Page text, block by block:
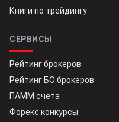
Книги по трейдингу
СЕРВИСЫ
Рейтинг брокеров
Рейтинг БО брокеров
ПАММ счета
Форекс конкурсы